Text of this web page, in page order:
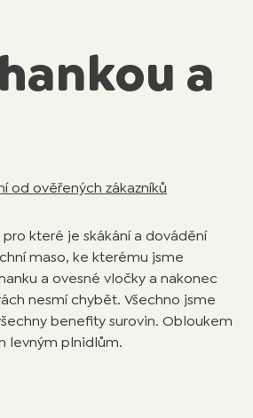
a
od ověřených zákazníků
které je skákání a dovádění
maso, ke kterému jsme
a ovesné vločky a nakonec
nesmí chybět. Všechno jsme
benefity surovin. Obloukem
levným plnidlům.